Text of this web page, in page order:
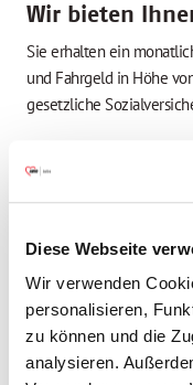
Diese Webseite
Wir verwenden
personalisieren,
zu können und die
analysieren.
Wir bieten
Sie erhalten ein
und Fahrgeld in Höhe
gesetzliche
Freiwillige *r für
Freiwillige *r für
(FSJ)
Sonstige Einrichtungen